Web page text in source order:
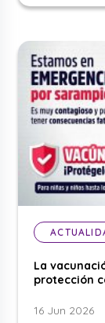
La
protección
16 Jun 2026